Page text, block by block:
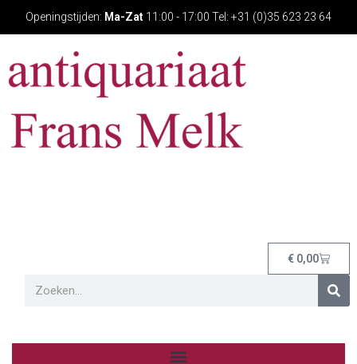
Openingstijden: Ma-Zat 11:00 - 17:00 Tel: +31 (0)35 623 23 64
€ 0,00